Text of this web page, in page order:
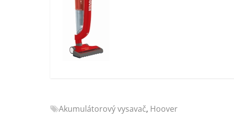
bazény
Nejlepší
elektronika
recenze,
Akumulátorový vysavač, Hoover